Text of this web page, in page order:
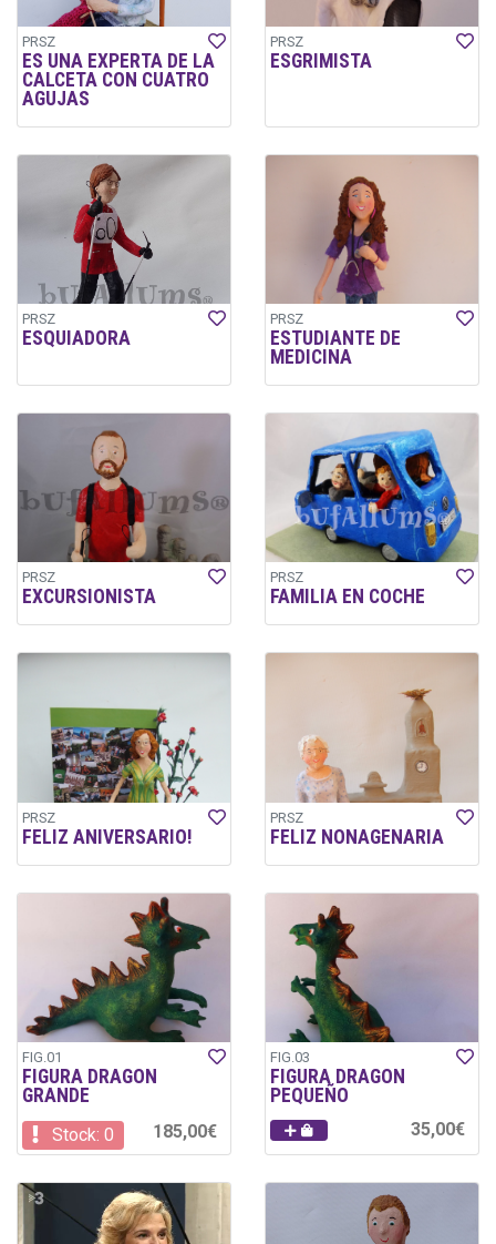
PRSZ
ES UNA EXPERTA DE LA
CALCETA CON CUATRO
AGUJAS
PRSZ
ESGRIMISTA
PRSZ
ESQUIADORA
PRSZ
ESTUDIANTE DE
MEDICINA
PRSZ
EXCURSIONISTA
PRSZ
FAMILIA EN COCHE
PRSZ
FELIZ ANIVERSARIO!
PRSZ
FELIZ NONAGENARIA
FIG.01
FIGURA DRAGON
GRANDE
Stock: 0 185,00€
FIG.03
FIGURA DRAGON
PEQUEÑO
35,00€